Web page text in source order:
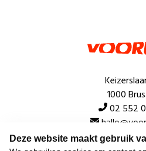
Deze website maakt gebruik
1000
02 552